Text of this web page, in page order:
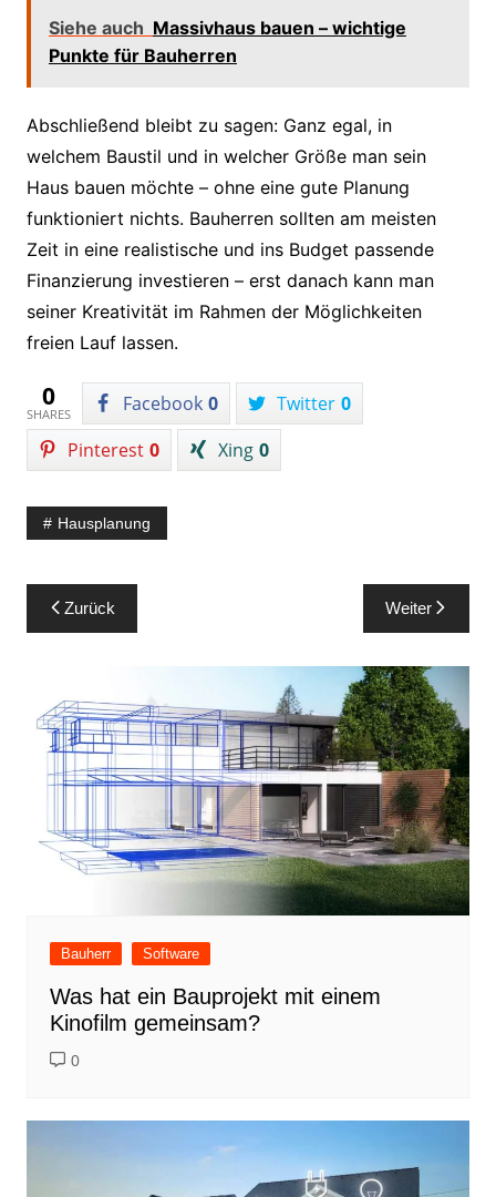
Siehe auch Massivhaus bauen – wichtige
Punkte für Bauherren
Abschließend bleibt zu sagen: Ganz egal, in
welchem Baustil und in welcher Größe man sein
Haus bauen möchte – ohne eine gute Planung
funktioniert nichts. Bauherren sollten am meisten
Zeit in eine realistische und ins Budget passende
Finanzierung investieren – erst danach kann man
seiner Kreativität im Rahmen der Möglichkeiten
freien Lauf lassen.
0
SHARES Facebook 0 Twitter 0
Pinterest 0 Xing 0
Hausplanung
Beitragsnavigation
Zurück Weiter
Bauherr Software
Was hat ein Bauprojekt mit einem
Kinofilm gemeinsam?
0